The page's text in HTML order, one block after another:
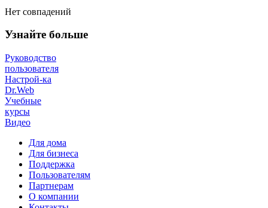
Нет совпадений
Узнайте больше
Руководство
пользователя
Настрой-ка
Dr.Web
Учебные
курсы
Видео
Для дома
Для бизнеса
Поддержка
Пользователям
Партнерам
О компании